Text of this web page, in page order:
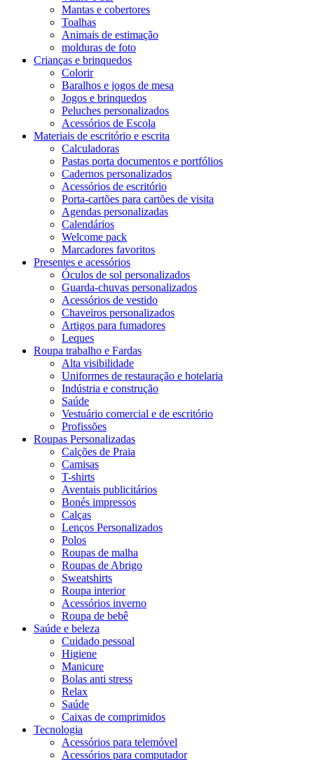
Mantas e cobertores
Toalhas
Animais de estimação
molduras de foto
Crianças e brinquedos
Colorir
Baralhos e jogos de mesa
Jogos e brinquedos
Peluches personalizados
Acessórios de Escola
Materiais de escritório e escrita
Calculadoras
Pastas porta documentos e portfólios
Cadernos personalizados
Acessórios de escritório
Porta-cartões para cartões de visita
Agendas personalizadas
Calendários
Welcome pack
Marcadores favoritos
Presentes e acessórios
Óculos de sol personalizados
Guarda-chuvas personalizados
Acessórios de vestido
Chaveiros personalizados
Artigos para fumadores
Leques
Roupa trabalho e Fardas
Alta visibilidade
Uniformes de restauração e hotelaria
Indústria e construção
Saúde
Vestuário comercial e de escritório
Profissões
Roupas Personalizadas
Calções de Praia
Camisas
T-shirts
Aventais publicitários
Bonés impressos
Calças
Lenços Personalizados
Polos
Roupas de malha
Roupas de Abrigo
Sweatshirts
Roupa interior
Acessórios inverno
Roupa de bebê
Saúde e beleza
Cuidado pessoal
Higiene
Manicure
Bolas anti stress
Relax
Saúde
Caixas de comprimidos
Tecnologia
Acessórios para telemóvel
Acessórios para computador